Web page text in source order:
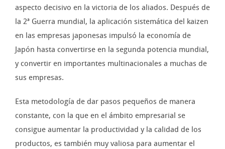
aspecto decisivo en la victoria de los aliados. Después de
la 2ª Guerra mundial, la aplicación sistemática del kaizen
en las empresas japonesas impulsó la economía de
Japón hasta convertirse en la segunda potencia mundial,
y convertir en importantes multinacionales a muchas de
sus empresas.
Esta metodología de dar pasos pequeños de manera
constante, con la que en el ámbito empresarial se
consigue aumentar la productividad y la calidad de los
productos, es también muy valiosa para aumentar el